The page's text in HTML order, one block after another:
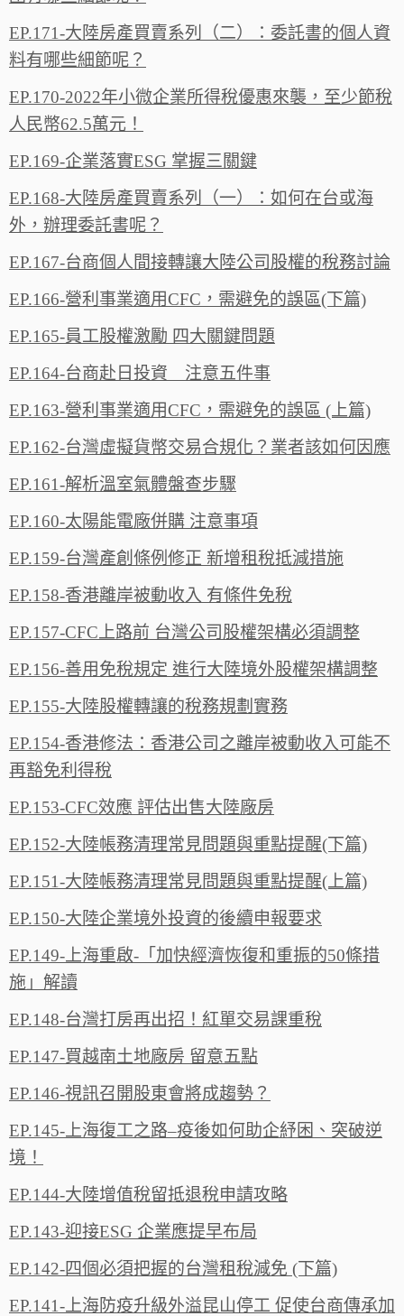
EP.171-大陸房產買賣系列（二）：委託書的個人資
料有哪些細節呢？
EP.170-2022年小微企業所得稅優惠來襲，至少節稅
人民幣62.5萬元！
EP.169-企業落實ESG 掌握三關鍵
EP.168-大陸房產買賣系列（一）：如何在台或海
外，辦理委託書呢？
EP.167-台商個人間接轉讓大陸公司股權的稅務討論
EP.166-營利事業適用CFC，需避免的誤區(下篇)
EP.165-員工股權激勵 四大關鍵問題
EP.164-台商赴日投資 注意五件事
EP.163-營利事業適用CFC，需避免的誤區 (上篇)
EP.162-台灣虛擬貨幣交易合規化？業者該如何因應
EP.161-解析溫室氣體盤查步驟
EP.160-太陽能電廠併購 注意事項
EP.159-台灣產創條例修正 新增租稅抵減措施
EP.158-香港離岸被動收入 有條件免稅
EP.157-CFC上路前 台灣公司股權架構必須調整
EP.156-善用免稅規定 進行大陸境外股權架構調整
EP.155-大陸股權轉讓的稅務規劃實務
EP.154-香港修法：香港公司之離岸被動收入可能不
再豁免利得稅
EP.153-CFC效應 評估出售大陸廠房
EP.152-大陸帳務清理常見問題與重點提醒(下篇)
EP.151-大陸帳務清理常見問題與重點提醒(上篇)
EP.150-大陸企業境外投資的後續申報要求
EP.149-上海重啟-「加快經濟恢復和重振的50條措
施」解讀
EP.148-台灣打房再出招！紅單交易課重稅
EP.147-買越南土地廠房 留意五點
EP.146-視訊召開股東會將成趨勢？
EP.145-上海復工之路–疫後如何助企紓困、突破逆
境！
EP.144-大陸增值稅留抵退稅申請攻略
EP.143-迎接ESG 企業應提早布局
EP.142-四個必須把握的台灣租稅減免 (下篇)
EP.141-上海防疫升級外溢昆山停工 促使台商傳承加